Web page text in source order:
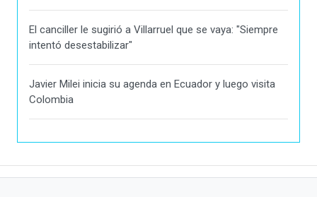
El canciller le sugirió a Villarruel que se vaya: "Siempre
intentó desestabilizar"
Javier Milei inicia su agenda en Ecuador y luego visita
Colombia